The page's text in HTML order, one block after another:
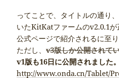
ってことで、タイトルの通り
いたKitKatファームのv2.0.1が
公式ページで紹介されるに至り
ただし、v3版しか公開されて
v1版も16日に公開されました。
http://www.onda.cn/Tablet/